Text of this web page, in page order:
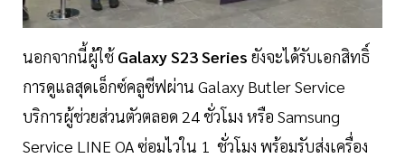
นอกจากนี้ผู้ใช้Galaxy S23 Series ยังจะได้รับเอกสิทธิ์
การดูแลสุดเอ็กซ์คลูซีฟผ่าน Galaxy Butler Service
บริการผู้ช่วยส่วนตัวตลอด 24 ชั่วโมง หรือ Samsung
Service LINE OA ซ่อมไวใน 1 ชั่วโมง พร้อมรับส่งเครื่อง